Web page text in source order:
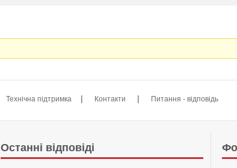
Технічна підтримка | Контакти | Питання - відповідь
Останні відповіді